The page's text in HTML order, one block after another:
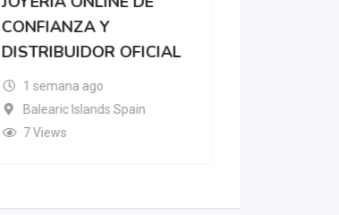
CONFIANZA Y
DISTRIBUIDOR OFICIAL
1 semana ago
Balearic Islands Spain
7 Views